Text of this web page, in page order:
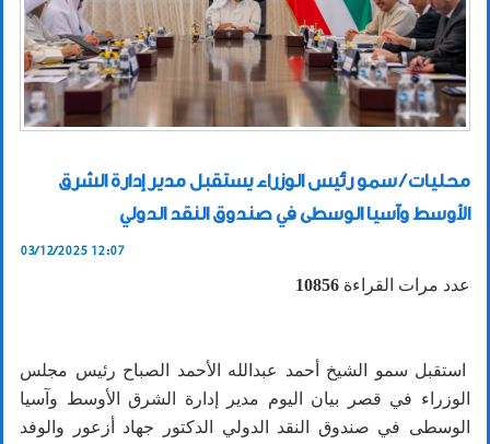
محليات / سمو رئيس الوزراء يستقبل مدير إدارة الشرق
الأوسط وآسيا الوسطى في صندوق النقد الدولي
03/12/2025 12:07
عدد مرات القراءة 10856
استقبل سمو الشيخ أحمد عبدالله الأحمد الصباح رئيس مجلس
الوزراء في قصر بيان اليوم مدير إدارة الشرق الأوسط وآسيا
الوسطى في صندوق النقد الدولي الدكتور جهاد أزعور والوفد